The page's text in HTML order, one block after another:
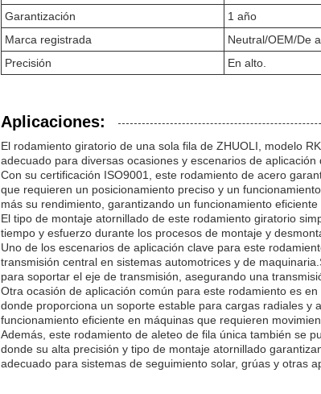
Garantización
1 año
Marca registrada
Neutral/OEM/De
Precisión
En alto.
Aplicaciones:
El rodamiento giratorio de una sola fila de ZHUOLI, modelo
adecuado para diversas ocasiones y escenarios de
Con su certificación ISO9001, este rodamiento de acero
que requieren un posicionamiento preciso y un
más su rendimiento, garantizando un funcionamiento
El tipo de montaje atornillado de este rodamiento giratorio
tiempo y esfuerzo durante los procesos de montaje y
Uno de los escenarios de aplicación clave para este
transmisión central en sistemas automotrices y de
para soportar el eje de transmisión, asegurando una
Otra ocasión de aplicación común para este rodamiento es
donde proporciona un soporte estable para cargas radiales y
funcionamiento eficiente en máquinas que requieren
Además, este rodamiento de aleteo de fila única también se
donde su alta precisión y tipo de montaje atornillado
adecuado para sistemas de seguimiento solar, grúas y otras